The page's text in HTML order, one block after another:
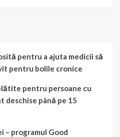
pentru a ajuta medicii să
pentru bolile cronice
pentru persoane cu
deschise până pe 15
– programul Good